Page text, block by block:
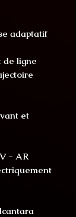
adaptatif
de ligne
et
- AR